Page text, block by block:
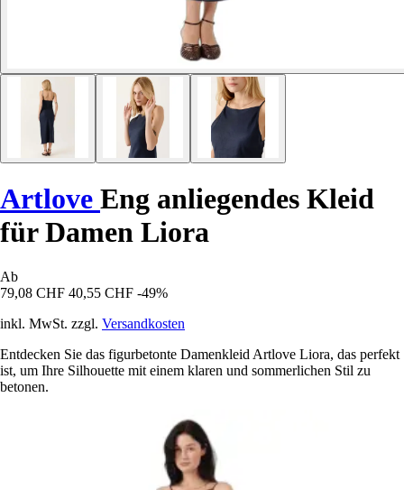
Artlove Eng anliegendes Kleid
für Damen Liora
Ab
79,08 CHF 40,55 CHF -49%
inkl. MwSt. zzgl. Versandkosten
Entdecken Sie das figurbetonte Damenkleid Artlove Liora, das perfekt
ist, um Ihre Silhouette mit einem klaren und sommerlichen Stil zu
betonen.